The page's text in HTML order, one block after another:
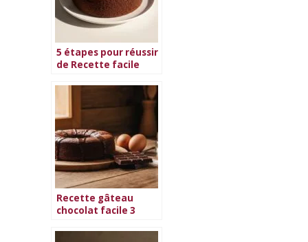
5 étapes pour réussir
de Recette facile
Recette gâteau
chocolat facile 3
irréssistible